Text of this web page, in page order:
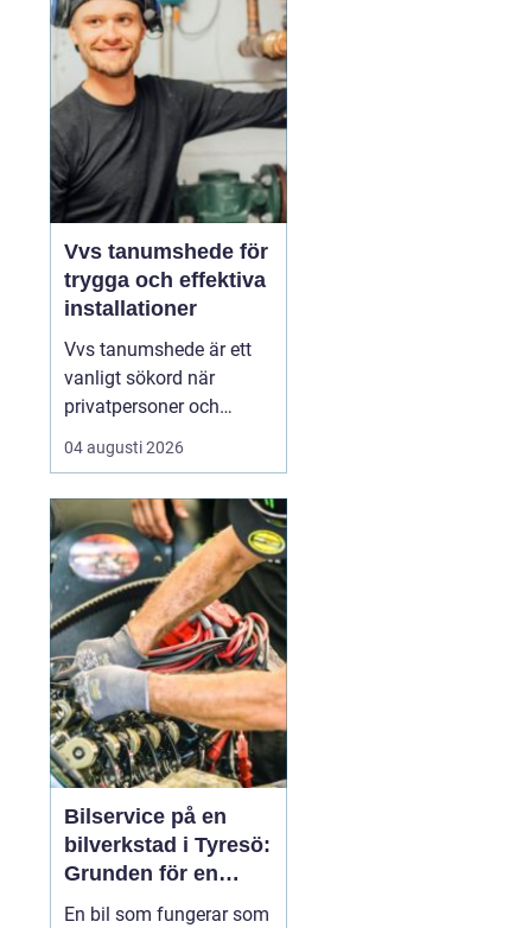
en i tid genomförd
renovering kan sp...
Vvs tanumshede för
trygga och effektiva
installationer
Vvs tanumshede är ett
vanligt sökord när
privatpersoner och
företag behöver hjälp
med värme, vatten och
Många undrar vad som
skiljer en seriös vvs
partner från en tillfällig
lösning, hur en
installation bör gå till
och vilka...
04 augusti 2026
Bilservice på en
bilverkstad i Tyresö:
Grunden för en
trygg och hållbar
En bil som fungerar som